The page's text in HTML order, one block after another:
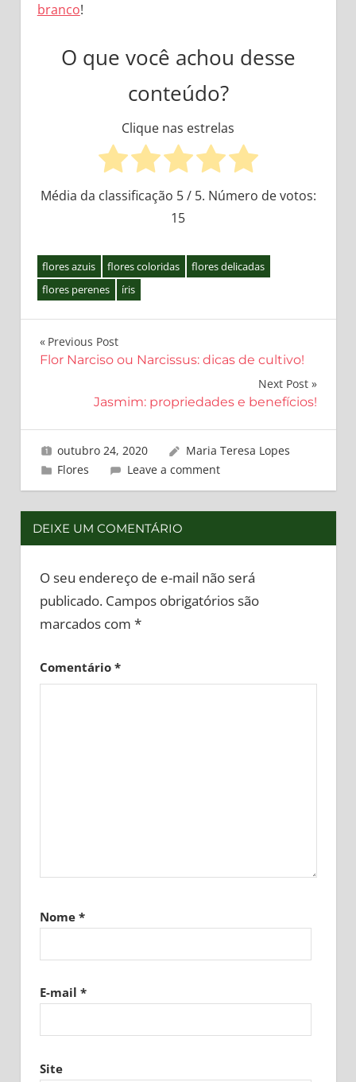
branco!
O que você achou desse
conteúdo?
Clique nas estrelas
Média da classificação 5/ 5. Número de votos:
15
flores azuis flores coloridas
flores delicadas
flores perenes
íris
Navegação
Previous Post
Flor Narciso ou Narcissus: dicas de cultivo!
Next Post
Jasmim: propriedades e benefícios!
outubro 24, 2020
Maria Teresa Lopes
Flores
Leave a comment
DEIXE UM COMENTÁRIO
O seu endereço de e-mail não será
publicado. Campos obrigatórios são
marcados com *
Comentário *
Nome *
E-mail *
Site